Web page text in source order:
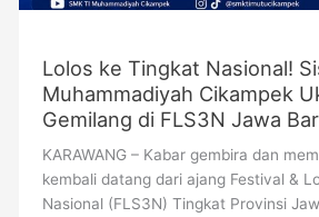
Lolos ke Tingkat Nasional!
Muhammadiyah Cikampek
Gemilang di FLS3N Jawa
KARAWANG – Kabar gembira dan
kembali datang dari ajang Festival &
Nasional (FLS3N) Tingkat Provinsi